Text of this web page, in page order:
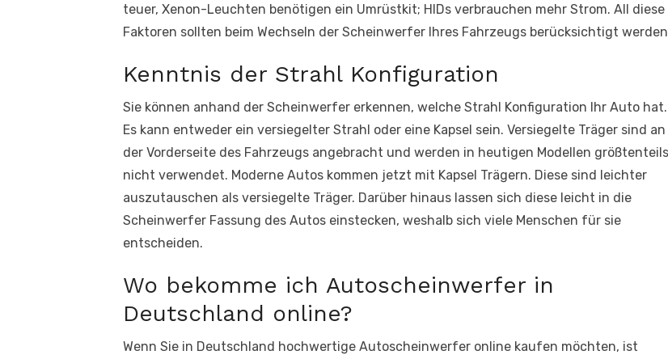
teuer, Xenon-Leuchten benötigen ein Umrüstkit; HIDs verbrauchen mehr Strom. All diese
Faktoren sollten beim Wechseln der Scheinwerfer Ihres Fahrzeugs berücksichtigt
Kenntnis der Strahl Konfiguration
Sie können anhand der Scheinwerfer erkennen, welche Strahl Konfiguration Ihr Auto hat.
Es kann entweder ein versiegelter Strahl oder eine Kapsel sein. Versiegelte Träger sind an
der Vorderseite des Fahrzeugs angebracht und werden in heutigen Modellen größtenteils
nicht verwendet. Moderne Autos kommen jetzt mit Kapsel Trägern. Diese sind leichter
auszutauschen als versiegelte Träger. Darüber hinaus lassen sich diese leicht in die
Scheinwerfer Fassung des Autos einstecken, weshalb sich viele Menschen für sie
entscheiden.
Wo bekomme ich Autoscheinwerfer in
Deutschland online?
Wenn Sie in Deutschland hochwertige Autoscheinwerfer online kaufen möchten, ist